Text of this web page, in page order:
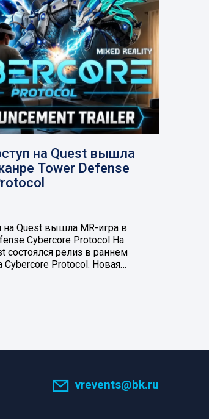
на Quest вышла
Tower Defense
на Quest вышла MR-игра в
Cybercore Protocol На
состоялся релиз в раннем
Cybercore Protocol. Новая…
vrevents@bk.ru